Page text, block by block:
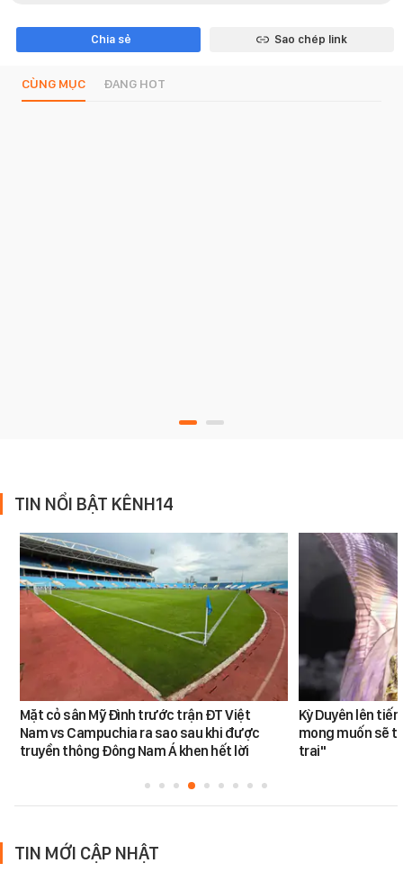
Chia sẻ Sao chép link
CÙNG MỤC ĐANG HOT
TIN NỔI BẬT KÊNH14
Mặt cỏ sân Mỹ Đình trước trận ĐT Việt
Nam vs Campuchia ra sao sau khi được
truyền thông Đông Nam Á khen hết lời
Kỳ Duyên lên
mong muốn sẽ
trai"
TIN MỚI CẬP NHẬT